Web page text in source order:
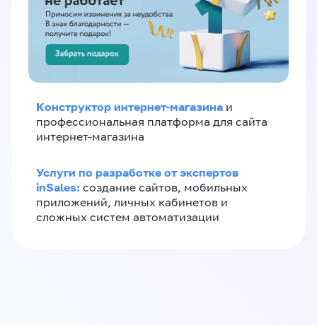
Конструктор интернет-магазина и
профессиональная платформа для сайта
интернет-магазина
Услуги по разработке от экспертов
inSales: создание сайтов, мобильных
приложений, личных кабинетов и
сложных систем автоматизации